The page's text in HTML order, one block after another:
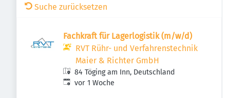
Suche zurücksetzen
Fachkraft für Lagerlogistik (m/w/d)
RVT Rühr- und Verfahrenstechnik
Maier & Richter GmbH
84 Töging am Inn, Deutschland
Veröffentlicht:
vor 1 Woche